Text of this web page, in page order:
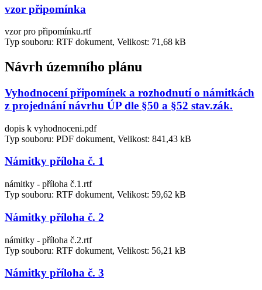
vzor připomínka
vzor pro připomínku.rtf
Typ souboru: RTF dokument, Velikost: 71,68 kB
Návrh územního plánu
Vyhodnocení připomínek a rozhodnutí o námitkách
z projednání návrhu ÚP dle §50 a §52 stav.zák.
dopis k vyhodnoceni.pdf
Typ souboru: PDF dokument, Velikost: 841,43 kB
Námitky příloha č. 1
námitky - příloha č.1.rtf
Typ souboru: RTF dokument, Velikost: 59,62 kB
Námitky příloha č. 2
námitky - příloha č.2.rtf
Typ souboru: RTF dokument, Velikost: 56,21 kB
Námitky příloha č. 3